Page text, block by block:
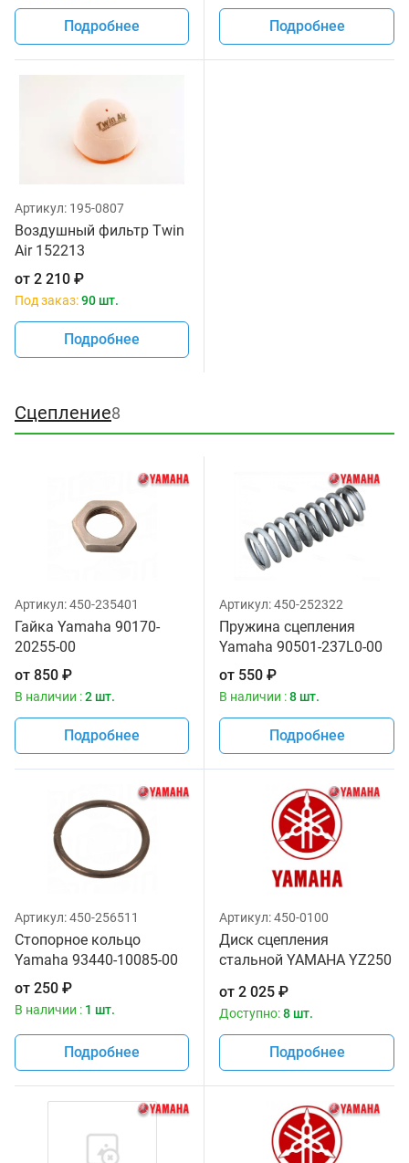
Подробнее Подробнее
Артикул: 195-0807
Воздушный фильтр Twin
Air 152213
от 2 210 ₽
Под заказ:90 шт.
Подробнее
Сцепление8
Артикул:450-235401
Гайка Yamaha 90170-
20255-00
от 850 ₽
В наличии :2 шт.
Подробнее
Артикул:450-252322
Пружина сцепления
Yamaha 90501-237L0-00
от 550 ₽
В наличии :8 шт.
Подробнее
Артикул:450-256511
Стопорное кольцо
Yamaha 93440-10085-00
от 250 ₽
В наличии : 1 шт.
Подробнее
Артикул:450-0100
Диск сцепления
стальной YAMAHA YZ250
YAMAHA 3XK-16325-00-00
4X7-16325-00-00
от 2 025 ₽
Доступно:8 шт.
Подробнее